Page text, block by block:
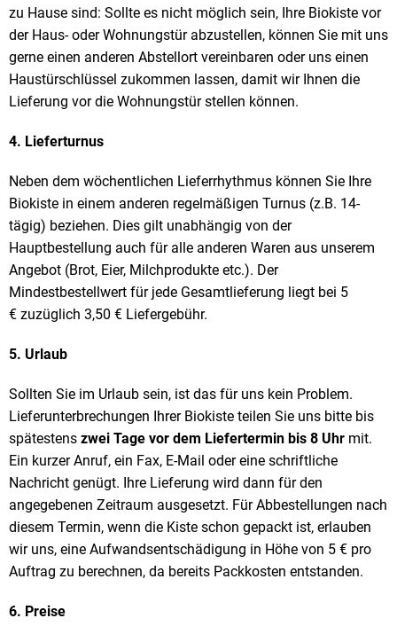
zu Hause sind: Sollte es nicht möglich sein, Ihre Biokiste vor
der Haus- oder Wohnungstür abzustellen, können Sie mit uns
gerne einen anderen Abstellort vereinbaren oder uns einen
Haustürschlüssel zukommen lassen, damit wir Ihnen die
Lieferung vor die Wohnungstür stellen können.
4. Lieferturnus
Neben dem wöchentlichen Lieferrhythmus können Sie Ihre
Biokiste in einem anderen regelmäßigen Turnus (z.B. 14-
tägig) beziehen. Dies gilt unabhängig von der
Hauptbestellung auch für alle anderen Waren aus unserem
Angebot (Brot, Eier, Milchprodukte etc.). Der
Mindestbestellwert für jede Gesamtlieferung liegt bei 5
€ zuzüglich 3,50 € Liefergebühr.
5. Urlaub
Sollten Sie im Urlaub sein, ist das für uns kein Problem.
Lieferunterbrechungen Ihrer Biokiste teilen Sie uns bitte bis
spätestens zwei Tage vor dem Liefertermin bis 8 Uhr mit.
Ein kurzer Anruf, ein Fax, E-Mail oder eine schriftliche
Nachricht genügt. Ihre Lieferung wird dann für den
angegebenen Zeitraum ausgesetzt. Für Abbestellungen nach
diesem Termin, wenn die Kiste schon gepackt ist, erlauben
wir uns, eine Aufwandsentschädigung in Höhe von 5 € pro
Auftrag zu berechnen, da bereits Packkosten entstanden.
6. Preise